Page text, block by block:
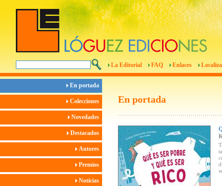
La Editorial FAQ Enlaces
En portada
Colecciones
Novedades
Destacados
Autores
Premios
Noticias
En portada